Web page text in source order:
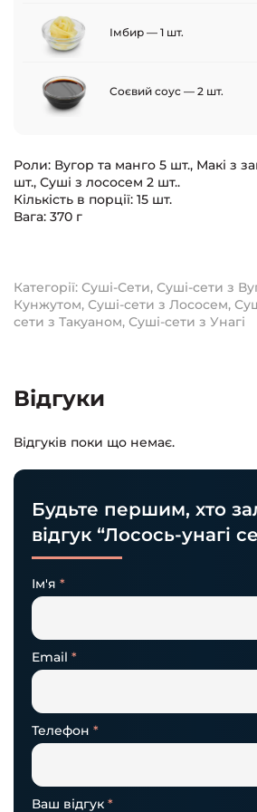
Імбир — 1 шт.
Соєвий соус — 2 шт.
Роли: Вугор та манго 5 шт., Макі з
шт., Суші з лососем 2 шт..
Кількість в порції: 15 шт.
Вага: 370 г
Категорії: Суші-Сети, Суші-сети з
Кунжутом, Суші-сети з Лососем,
сети з Такуаном, Суші-сети з Унагі
Відгуки
Відгуків поки що немає.
Будьте першим, хто
відгук “Лосось-унагі
Ім'я *
Email *
Телефон *
Ваш відгук *